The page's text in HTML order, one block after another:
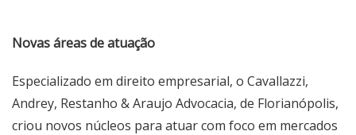
Novas áreas de atuação
Especializado em direito empresarial, o Cavallazzi,
Andrey, Restanho & Araujo Advocacia, de Florianópolis,
criou novos núcleos para atuar com foco em mercados